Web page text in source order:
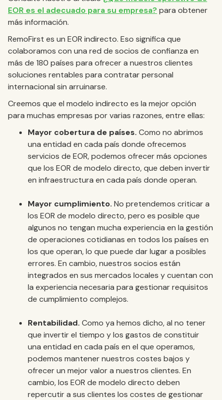
EOR es el adecuado para su empresa? para obtener
más información.
RemoFirst es un EOR indirecto. Eso significa que
colaboramos con una red de socios de confianza en
más de 180 países para ofrecer a nuestros clientes
soluciones rentables para contratar personal
internacional sin arruinarse.
Creemos que el modelo indirecto es la mejor opción
para muchas empresas por varias razones, entre ellas:
Mayor cobertura de países. Como no abrimos
una entidad en cada país donde ofrecemos
servicios de EOR, podemos ofrecer más opciones
que los EOR de modelo directo, que deben invertir
en infraestructura en cada país donde operan.
Mayor cumplimiento. No pretendemos criticar a
los EOR de modelo directo, pero es posible que
algunos no tengan mucha experiencia en la gestión
de operaciones cotidianas en todos los países en
los que operan, lo que puede dar lugar a posibles
errores. En cambio, nuestros socios están
integrados en sus mercados locales y cuentan con
la experiencia necesaria para gestionar requisitos
de cumplimiento complejos.
Rentabilidad. Como ya hemos dicho, al no tener
que invertir el tiempo y los gastos de constituir
una entidad en cada país en el que operamos,
podemos mantener nuestros costes bajos y
ofrecer un mejor valor a nuestros clientes. En
cambio, los EOR de modelo directo deben
repercutir a sus clientes los costes de gestionar